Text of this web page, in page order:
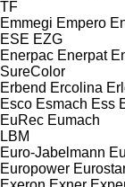
TF
Emmegi Empero
ESE EZG
Enerpac Enerpat
SureColor
Erbend Ercolina
Esco Esmach Ess
EuRec Eumach
LBM
Euro-Jabelmann
Europower